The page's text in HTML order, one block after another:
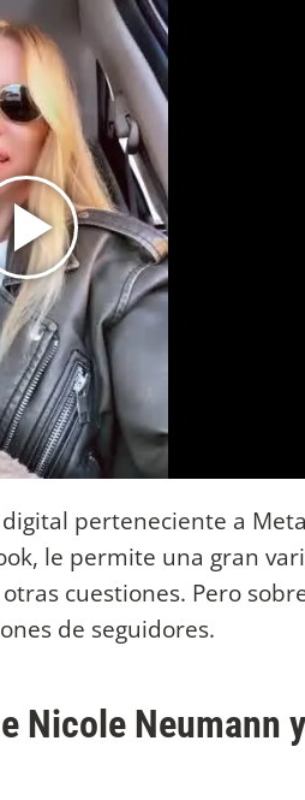
perteneciente a
le permite una gran
cuestiones. Pero
de seguidores.
Nicole Neumann